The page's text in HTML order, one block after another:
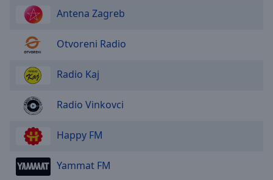
Family
Reset
Close
Dialog
End
Antena Zagreb
Otvoreni Radio
Radio Kaj
Radio Vinkovci
Happy FM
Yammat FM